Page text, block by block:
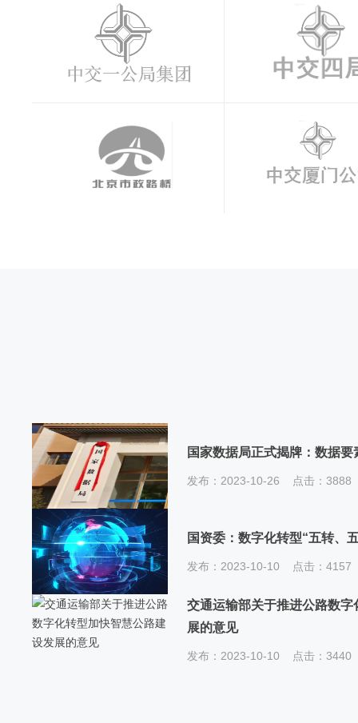
国家数据局正式揭牌：数据
发布：2023-10-26 点击：3888
国资委：数字化转型“五转、
发布：2023-10-10 点击：4157
交通运输部关于推进公路数
展的意见
发布：2023-10-10 点击：3440